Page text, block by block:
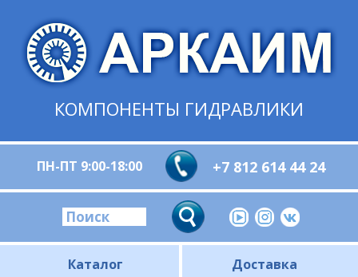
КОМПОНЕНТЫ ГИДРАВЛИКИ
ПН-ПТ 9:00-18:00 +7 812 614 44 24
Каталог Доставка